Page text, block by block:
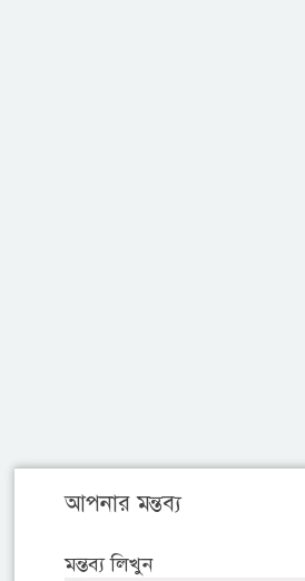
আপনার মন্তব্য
মন্তব্য লিখুন